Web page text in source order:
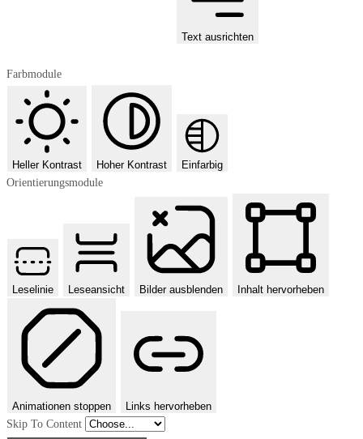
Text ausrichten
Farbmodule
Heller Kontrast Hoher Kontrast
Einfarbig
Orientierungsmodule
Leselinie Leseansicht Bilder ausblenden Inhalt hervorheben
Animationen stoppen
Links hervorheben
Skip To Content